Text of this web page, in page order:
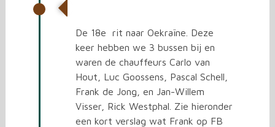
De 18e rit naar Oekraïne. Deze
keer hebben we 3 bussen bij en
waren de chauffeurs Carlo van
Hout, Luc Goossens, Pascal Schell,
Frank de Jong, en Jan-Willem
Visser, Rick Westphal. Zie hieronder
een kort verslag wat Frank op FB